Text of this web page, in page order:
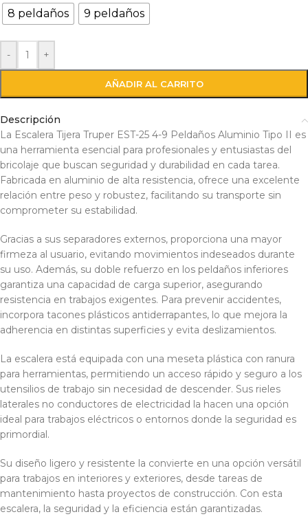
8 peldaños
9 peldaños
- +
AÑADIR AL CARRITO
Descripción
La Escalera Tijera Truper EST-25 4-9 Peldaños Aluminio Tipo II es
una herramienta esencial para profesionales y entusiastas del
bricolaje que buscan seguridad y durabilidad en cada tarea.
Fabricada en aluminio de alta resistencia, ofrece una excelente
relación entre peso y robustez, facilitando su transporte sin
comprometer su estabilidad.
Gracias a sus separadores externos, proporciona una mayor
firmeza al usuario, evitando movimientos indeseados durante
su uso. Además, su doble refuerzo en los peldaños inferiores
garantiza una capacidad de carga superior, asegurando
resistencia en trabajos exigentes. Para prevenir accidentes,
incorpora tacones plásticos antiderrapantes, lo que mejora la
adherencia en distintas superficies y evita deslizamientos.
La escalera está equipada con una meseta plástica con ranura
para herramientas, permitiendo un acceso rápido y seguro a los
utensilios de trabajo sin necesidad de descender. Sus rieles
laterales no conductores de electricidad la hacen una opción
ideal para trabajos eléctricos o entornos donde la seguridad es
primordial.
Su diseño ligero y resistente la convierte en una opción versátil
para trabajos en interiores y exteriores, desde tareas de
mantenimiento hasta proyectos de construcción. Con esta
escalera, la seguridad y la eficiencia están garantizadas.